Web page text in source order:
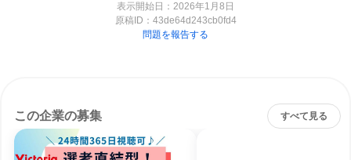
表示開始日：2026年1月8日
原稿ID： 43de64d243cb0fd4
問題を報告する
この企業の募集 すべて見る